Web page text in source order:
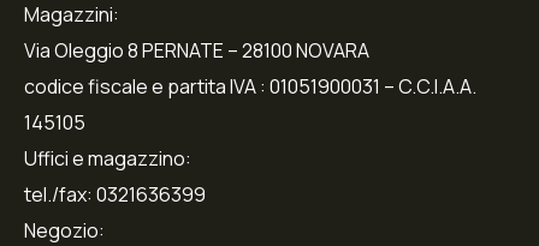
Magazzini:
Via Oleggio 8 PERNATE – 28100 NOVARA
codice fiscale e partita IVA : 01051900031 – C.C.I.A.A.
145105
Uffici e magazzino:
tel./fax: 0321636399
Negozio: